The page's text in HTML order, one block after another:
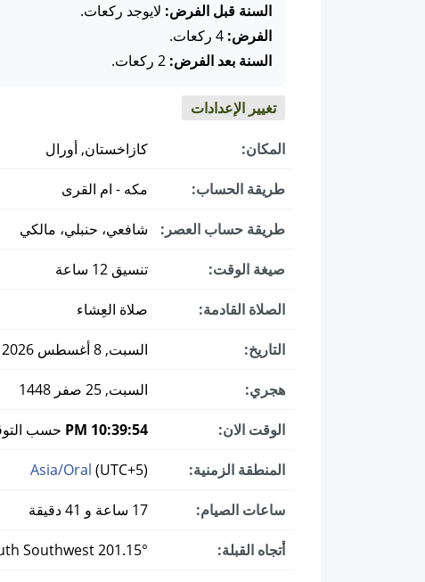
السنة قبل الفرض: لايوجد ركعات.
الفرض:
السنة بعد الفرض:
تغيير الإعدادات
المكان: كازاخستان, أورال
طريقة الحساب: مكه - ام القرى
طريقة حساب العصر: شافعي، حنبلي، مالكي
صيغة الوقت: تنسيق 12 ساعة
الصلاة القادمة: صلاة العِشاء
التاريخ: السبت, 8 أغسطس 2026 ميلادي
هجري: السبت, 25 صفر 1448
الوقت الان: 10:39:55 PM حسب
المنطقة الزمنية: Asia/Oral (UTC+5)
ساعات الصيام:
أتجاه القبلة: